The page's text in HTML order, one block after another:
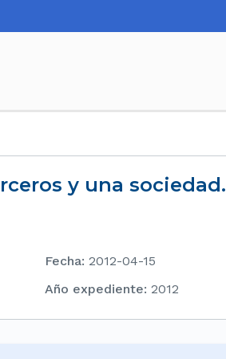
y una sociedad.
Fecha: 2012-04-15
Año expediente: 2012